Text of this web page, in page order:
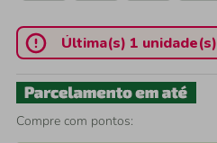
Última(s) 1 unidade(s)
Compre com pontos: